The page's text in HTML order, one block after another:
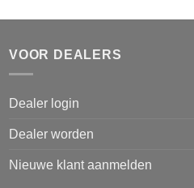
VOOR DEALERS
Dealer login
Dealer worden
Nieuwe klant aanmelden